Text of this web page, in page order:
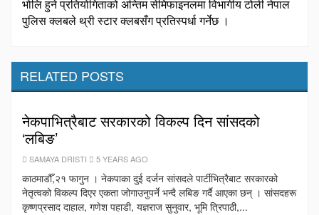
भोलि हुने प्रतियोगिताको अन्तिम सेमिफाइनलमा विभागीय टोली नेपाल
पुलिस क्लबले थ्री स्टार क्लबसँग प्रतिस्पर्धा गर्नेछ ।
RELATED POSTS
नेकपाभित्रैबाट सरकारको विकल्प दिन सांसदको
‘लबिङ’
SAMAYA DRISTI 5 YEARS AGO
काठमाडौँ,२१ फागुन । नेकपाका दुई दर्जन सांसदले पार्टीभित्रैबाट सरकारको
नेतृत्वको विकल्प दिएर एकता जोगाउनुपर्ने भन्दै लबिङ गर्दै आएका छन् । सांसदहरू
कृष्णप्रसाद दाहाल, गणेश पहाडी, यज्ञराज सुनुवार, भूमि त्रिपाठी,...